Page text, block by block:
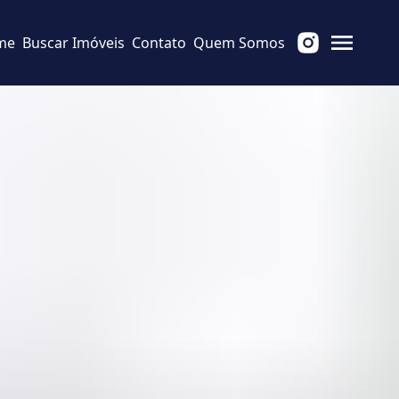
Buscar Imóveis Contato Quem Somos